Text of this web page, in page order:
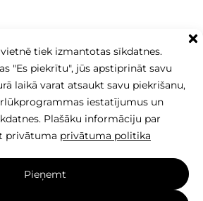
tiek izmantotas sīkdatnes.
"Es piekrītu", jūs apstiprināt savu
laikā varat atsaukt savu piekrišanu,
iestatījumus un
Plašāku informāciju par
privātuma privātuma politika
Pieņemt
un fotoattēli ir SIA Betono
tos nedrīkst kopēt, izmantot